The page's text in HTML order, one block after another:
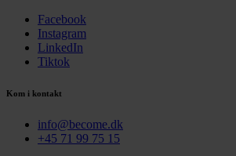
Facebook
Instagram
LinkedIn
Tiktok
Kom i kontakt
info@become.dk
+45 71 99 75 15